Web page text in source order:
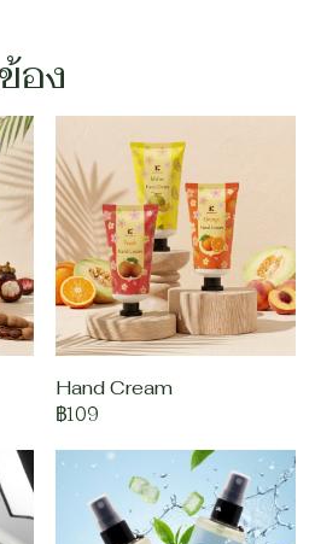
อง
Hand Cream
฿109